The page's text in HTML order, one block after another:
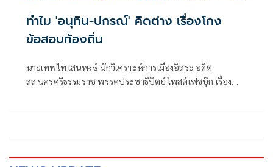
ทำไม 'อนุทิน-ปกรณ์' คิดต่าง เรื่องโกง
ข้อสอบท้องถิ่น
นายเทพไท เสนพงษ์ นักวิเคราะห์การเมืองอิสระ อดีต
สส.นครศรีธรรมราช พรรคประชาธิปัตย์ โพสต์เฟซบุ๊ก เรื่อง